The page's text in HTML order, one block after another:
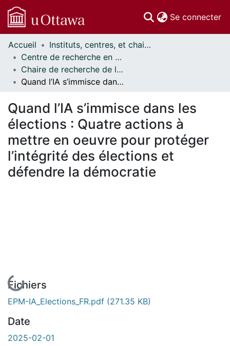
Se connecter
Communautés
et collections
Parcourir
Statistiques
À propos
Accueil
Instituts, centres, et chaires de recherche // Research Institutes, Centres, and Chairs
Centre de recherche en droit, technologie et société // Centre for Law, Technology, and Society
Chaire de recherche de l’Université en technologie et société // University Research Chair in Technology and Society
Quand l’IA s’immisce dans les élections : Quatre actions à mettre en oeuvre pour protéger l’intégrité des élections et défendre la démocratie
Quand l’IA s’immisce dans les
élections : Quatre actions à
mettre en oeuvre pour protéger
l’intégrité des élections et
défendre la démocratie
En cours de chargement...
Fichiers
EPM-IA_Elections_FR.pdf (271.35 KB)
Date
2025-02-01